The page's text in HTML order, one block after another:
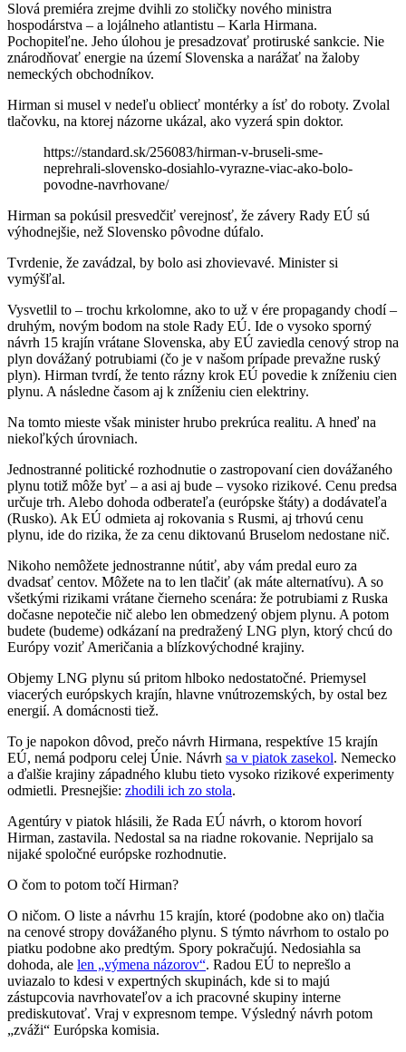
Slová premiéra zrejme dvihli zo stoličky nového ministra
hospodárstva – a lojálneho atlantistu – Karla Hirmana.
Pochopiteľne. Jeho úlohou je presadzovať protiruské sankcie. Nie
znárodňovať energie na území Slovenska a narážať na žaloby
nemeckých obchodníkov.
Hirman si musel v nedeľu obliecť montérky a ísť do roboty. Zvolal
tlačovku, na ktorej názorne ukázal, ako vyzerá spin doktor.
https://standard.sk/256083/hirman-v-bruseli-sme-
neprehrali-slovensko-dosiahlo-vyrazne-viac-ako-bolo-
povodne-navrhovane/
Hirman sa pokúsil presvedčiť verejnosť, že závery Rady EÚ sú
výhodnejšie, než Slovensko pôvodne dúfalo.
Tvrdenie, že zavádzal, by bolo asi zhovievavé. Minister si
vymýšľal.
Vysvetlil to – trochu krkolomne, ako to už v ére propagandy chodí –
druhým, novým bodom na stole Rady EÚ. Ide o vysoko sporný
návrh 15 krajín vrátane Slovenska, aby EÚ zaviedla cenový strop na
plyn dovážaný potrubiami (čo je v našom prípade prevažne ruský
plyn). Hirman tvrdí, že tento rázny krok EÚ povedie k zníženiu cien
plynu. A následne časom aj k zníženiu cien elektriny.
Na tomto mieste však minister hrubo prekrúca realitu. A hneď na
niekoľkých úrovniach.
Jednostranné politické rozhodnutie o zastropovaní cien dovážaného
plynu totiž môže byť – a asi aj bude – vysoko rizikové. Cenu predsa
určuje trh. Alebo dohoda odberateľa (európske štáty) a dodávateľa
(Rusko). Ak EÚ odmieta aj rokovania s Rusmi, aj trhovú cenu
plynu, ide do rizika, že za cenu diktovanú Bruselom nedostane nič.
Nikoho nemôžete jednostranne nútiť, aby vám predal euro za
dvadsať centov. Môžete na to len tlačiť (ak máte alternatívu). A so
všetkými rizikami vrátane čierneho scenára: že potrubiami z Ruska
dočasne nepotečie nič alebo len obmedzený objem plynu. A potom
budete (budeme) odkázaní na predražený LNG plyn, ktorý chcú do
Európy voziť Američania a blízkovýchodné krajiny.
Objemy LNG plynu sú pritom hlboko nedostatočné. Priemysel
viacerých európskych krajín, hlavne vnútrozemských, by ostal bez
energií. A domácnosti tiež.
To je napokon dôvod, prečo návrh Hirmana, respektíve 15 krajín
EÚ, nemá podporu celej Únie. Návrh sa v piatok zasekol. Nemecko
a ďalšie krajiny západného klubu tieto vysoko rizikové experimenty
odmietli. Presnejšie: zhodili ich zo stola.
Agentúry v piatok hlásili, že Rada EÚ návrh, o ktorom hovorí
Hirman, zastavila. Nedostal sa na riadne rokovanie. Neprijalo sa
nijaké spoločné európske rozhodnutie.
O čom to potom točí Hirman?
O ničom. O liste a návrhu 15 krajín, ktoré (podobne ako on) tlačia
na cenové stropy dovážaného plynu. S týmto návrhom to ostalo po
piatku podobne ako predtým. Spory pokračujú. Nedosiahla sa
dohoda, ale len „výmena názorov“. Radou EÚ to neprešlo a
uviazalo to kdesi v expertných skupinách, kde si to majú
zástupcovia navrhovateľov a ich pracovné skupiny interne
prediskutovať. Vraj v expresnom tempe. Výsledný návrh potom
„zváži“ Európska komisia.